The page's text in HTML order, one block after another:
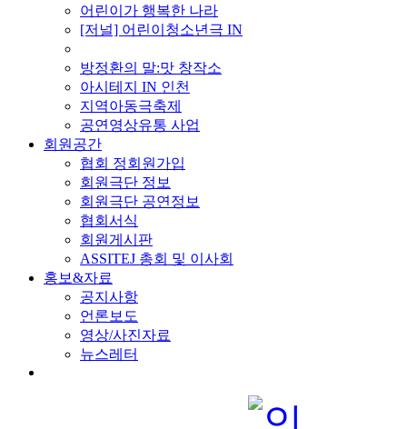
어린이가 행복한 나라
[저널] 어린이청소년극 IN
방정환의 말:맛 창작소
아시테지 IN 인천
지역아동극축제
공연영상유통 사업
회원공간
협회 정회원가입
회원극단 정보
회원극단 공연정보
협회서식
회원게시판
ASSITEJ 총회 및 이사회
홍보&자료
공지사항
언론보도
영상/사진자료
뉴스레터